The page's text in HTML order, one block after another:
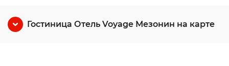
Гостиница Отель Voyage Мезонин на карте